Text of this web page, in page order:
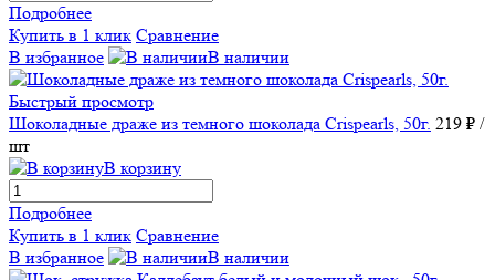
Подробнее
Купить в 1 клик Сравнение
В избранное
В наличии
Быстрый просмотр
Шоколадные драже из темного шоколада Crispearls, 50г. 219 ₽ /
шт
В корзину
Подробнее
Купить в 1 клик Сравнение
В избранное
В наличии